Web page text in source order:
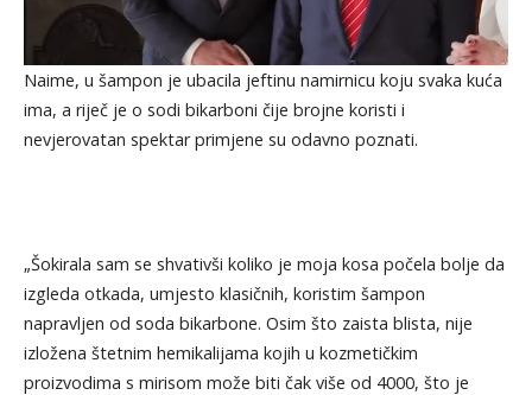
Naime, u šampon je ubacila jeftinu namirnicu koju svaka kuća
ima, a riječ je o sodi bikarboni čije brojne koristi i
nevjerovatan spektar primjene su odavno poznati.
„Šokirala sam se shvativši koliko je moja kosa počela bolje da
izgleda otkada, umjesto klasičnih, koristim šampon
napravljen od soda bikarbone. Osim što zaista blista, nije
izložena štetnim hemikalijama kojih u kozmetičkim
proizvodima s mirisom može biti čak više od 4000, što je